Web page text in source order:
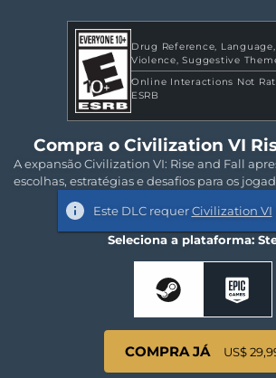
Drug Reference Language
Violence Suggestive
Online Interactions Not
ESRB
Compra o Civilization VI
A expansão Civilization VI: Rise and Fall
escolhas, estratégias e desafios para os
Este DLC requerCivilization VI
Seleciona a plataforma:
COMPRA JÁ US$